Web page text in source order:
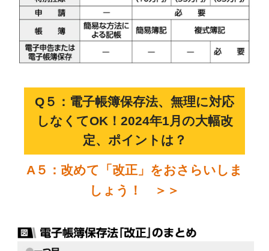
Q５：電子帳簿保存法、無理に対応
しなくてOK！2024年1月の大幅改
定、ポイントは？
A５：改めて「改正」をおさらいしま
しょう！ ＞＞